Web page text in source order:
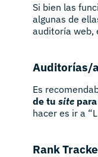
Si bien las
algunas de
auditoría web,
Auditorías/
Es
de tu site
hacer es ir a
Rank